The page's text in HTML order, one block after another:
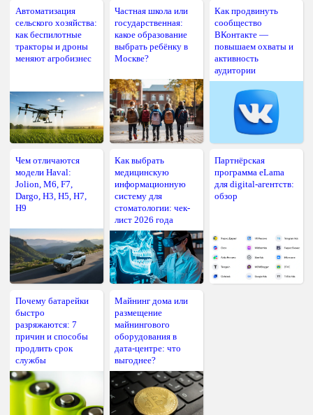
Автоматизация
сельского хозяйства:
как беспилотные
тракторы и дроны
меняют агробизнес
Частная школа или
государственная:
какое образование
выбрать ребёнку в
Москве?
Как продвинуть
сообщество
ВКонтакте —
повышаем охваты и
активность
аудитории
Чем отличаются
модели Haval:
Jolion, M6, F7,
Dargo, H3, H5, H7,
H9
Как выбрать
медицинскую
информационную
систему для
стоматологии: чек-
лист 2026 года
Партнёрская
программа eLama
для digital-агентств:
обзор
Почему батарейки
быстро
разряжаются: 7
причин и способы
продлить срок
службы
Майнинг дома или
размещение
майнингового
оборудования в
дата-центре: что
выгоднее?